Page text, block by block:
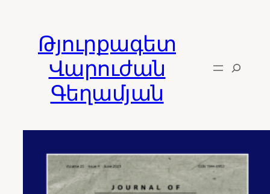
contentԹյուրքագետ
Վարուժան
Գեղամյան